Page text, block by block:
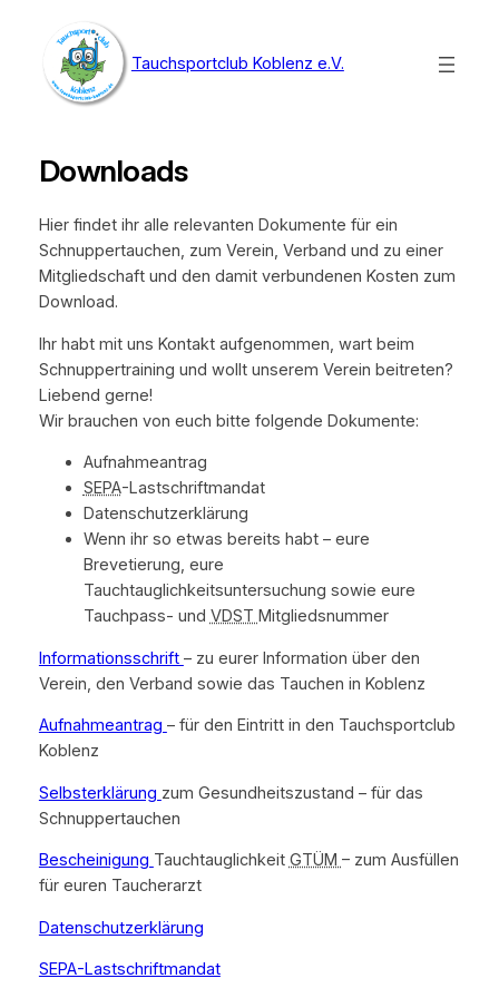
springen
Tauchsportclub Koblenz e.V.
Downloads
Hier findet ihr alle relevanten Dokumente für ein
Schnuppertauchen, zum Verein, Verband und zu einer
Mitgliedschaft und den damit verbundenen Kosten zum
Download.
Ihr habt mit uns Kontakt aufgenommen, wart beim
Schnuppertraining und wollt unserem Verein beitreten?
Liebend gerne!
Wir brauchen von euch bitte folgende Dokumente:
Aufnahmeantrag
SEPA-Lastschriftmandat
Datenschutzerklärung
Wenn ihr so etwas bereits habt – eure
Brevetierung, eure
Tauchtauglichkeitsuntersuchung sowie eure
Tauchpass- und VDST Mitgliedsnummer
Informationsschrift – zu eurer Information über den
Verein, den Verband sowie das Tauchen in Koblenz
Aufnahmeantrag – für den Eintritt in den Tauchsportclub
Koblenz
Selbsterklärung zum Gesundheitszustand – für das
Schnuppertauchen
Bescheinigung Tauchtauglichkeit GTÜM – zum Ausfüllen
für euren Taucherarzt
Datenschutzerklärung
SEPA-Lastschriftmandat